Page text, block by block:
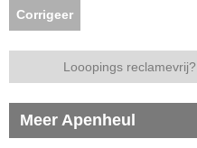
Corrigeer
Looopings reclamevrij?
Meer Apenheul